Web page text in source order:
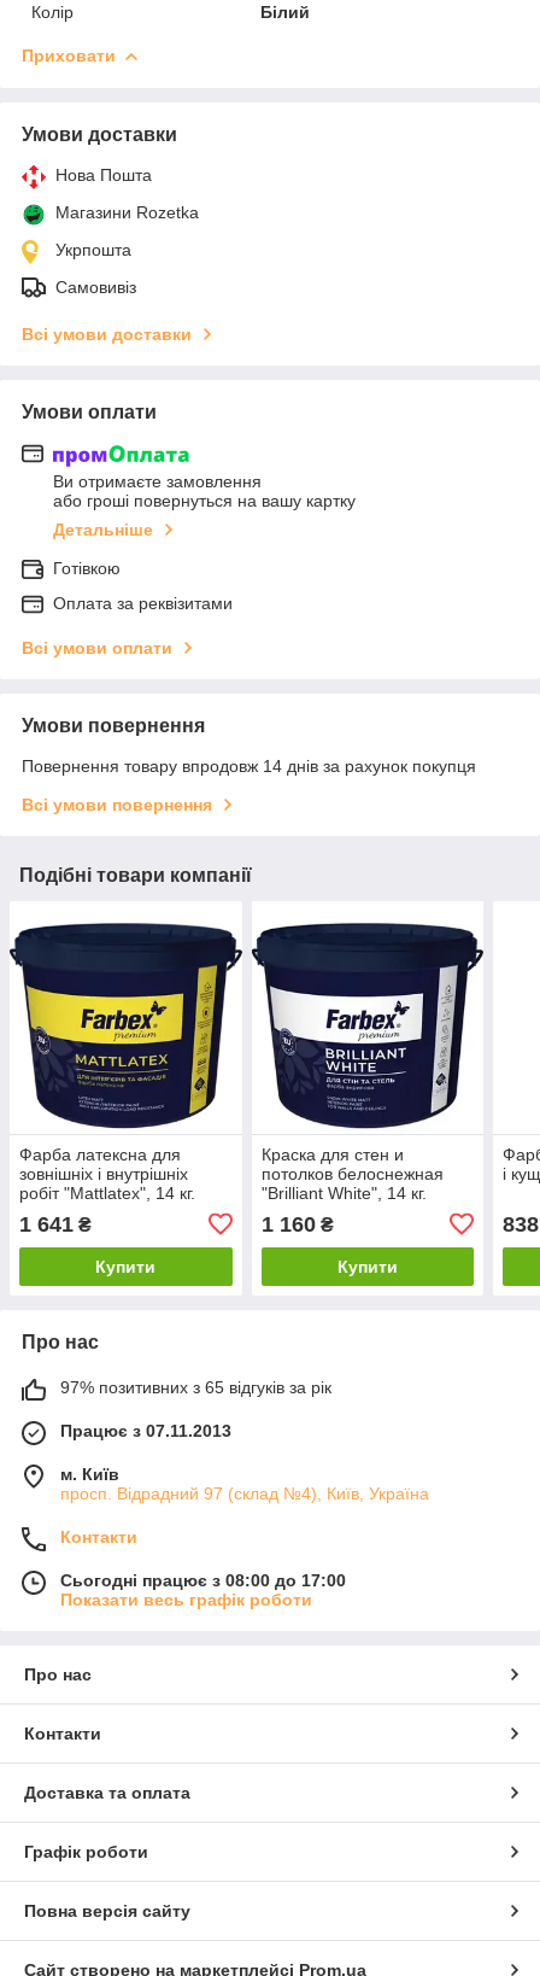
Колір
Білий
Приховати
Умови доставки
Нова Пошта
Магазини Rozetka
Укрпошта
Самовивіз
Всі умови доставки
Умови оплати
Ви отримаєте замовлення
або гроші повернуться на вашу картку
Детальніше
Готівкою
Оплата за реквізитами
Всі умови оплати
Умови повернення
Повернення товару впродовж 14 днів за рахунок покупця
Всі умови повернення
Подібні товари компанії
Фарба латексна для
зовнішніх і внутрішніх
робіт "Mattlatex", 14 кг.
1 641 ₴
Купити
Краска для стен и
потолков белоснежная
"Brilliant White", 14 кг.
1 160₴
Купити
і
838
Про нас
97% позитивних з 65 відгуків за рік
Працює з 07.11.2013
м. Київ
просп. Відрадний 97 (склад №4), Київ, Україна
Контакти
Сьогодні працює з 08:00 до 17:00
Показати весь графік роботи
Про нас
Контакти
Доставка та оплата
Графік роботи
Повна версія сайту
Сайт створено на маркетплейсі Prom.ua